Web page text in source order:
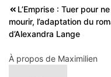
Navigation
de
l’article
L’Emprise : Tuer pour
mourir, l’adaptation du
d’Alexandra Lange
À propos de Maximilien